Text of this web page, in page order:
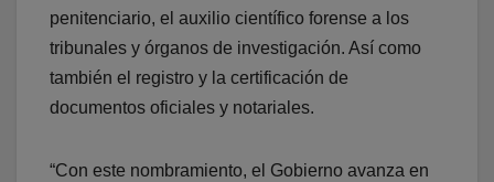
penitenciario, el auxilio científico forense a los
tribunales y órganos de investigación. Así como
también el registro y la certificación de
documentos oficiales y notariales.
“Con este nombramiento, el Gobierno avanza en